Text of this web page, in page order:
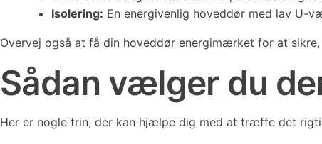
Isolering: En energivenlig hoveddør med lav U-
Overvej også at få din hoveddør energimærket for at
Sådan vælger du
Her er nogle trin, der kan hjælpe dig med at træffe det